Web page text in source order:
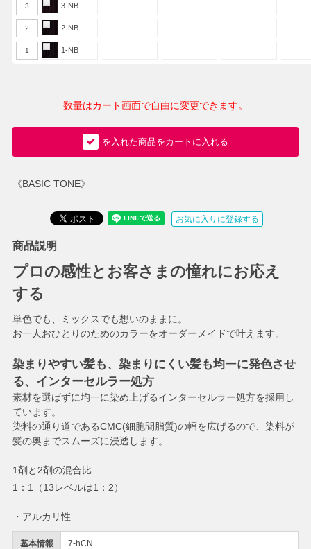
《BASIC TONE》
基本情報 7-hCN
3 3-NB
2 2-NB
1 1-NB
数量はカート画面で自由に変更できます。
を入れた商品をカートに入れる
お気に入りに登録する
商品説明
プロの感性とお客さまの憧れにお応え
する
単色でも、ミックスでも想いのままに。
お一人おひとりのためのカラーをオーダーメイドで叶えます。
染まりやすい髪も、染まりにくい髪も均ーに発色させ
る、インターセルラー処方
素材を選ばずに均一に染め上げるインターセルラー処方を採用し
ています。
染料の通り道であるCMC(細胞間脂質)の幅を広げるので、染料が
髪の奥までスムーズに浸透します。
1剤と2剤の混合比
1：1（13レベルは1：2）
・アルカリ性